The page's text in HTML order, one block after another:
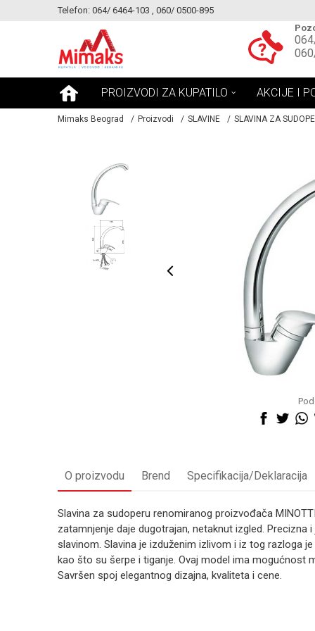
Telefon: 064/ 6464-103 , 060/ 0500-895
MOGUCNOST MONTAŽE PROIZVODA
PROIZVODI ZA KUPATILO AKCIJE I
Mimaks Beograd Proizvodi SLAVINE SLAVINA ZA
O proizvodu Brend Specifikacija/Deklaracija
Slavina za sudoperu renomiranog proizvođača
zatamnjenje daje dugotrajan, netaknut izgled.
slavinom. Slavina je izduženim izlivom i iz tog razloga
kao što su šerpe i tiganje. Ovaj model ima mogućnost
Savršen spoj elegantnog dizajna, kvaliteta i cene.